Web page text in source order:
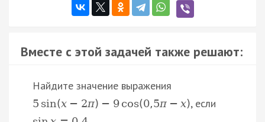
Вместе с этой задачей также решают:
Найдите значение выражения
5 sin(x − 2π) − 9 cos(0,5π − x), если